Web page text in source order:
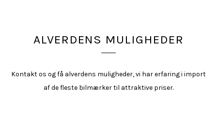
ALVERDENS MULIGHEDER
Kontakt os og få alverdens muligheder, vi har erfaring i import
af de fleste bilmærker til attraktive priser.